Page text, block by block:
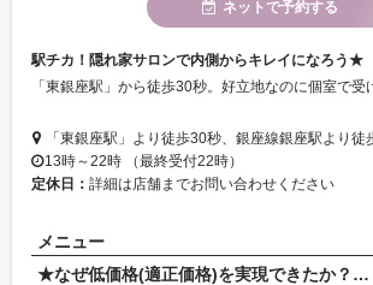
ネットで予約する
駅チカ！隠れ家サロンで内側からキレイになろう★
「東銀座駅」より徒歩30秒、銀座線銀座駅より徒
13時～22時 （最終受付22時）
定休日： 詳細は店舗までお問い合わせください
メニュー
★なぜ低価格(適正価格)を実現できたか？価格破壊を起…